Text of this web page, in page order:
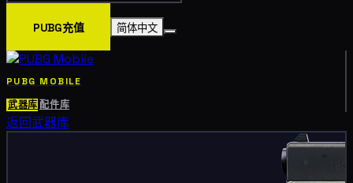
PUBG充值 简体中文
PUBG MOBILE
武器库 配件库
返回武器库